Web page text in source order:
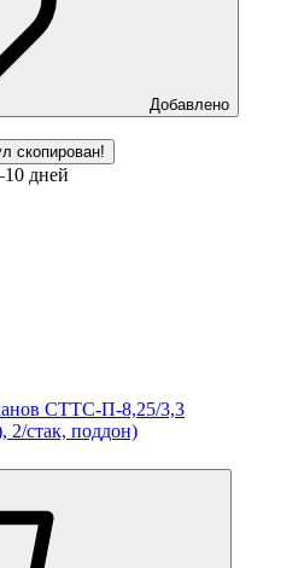
Добавлено
скопирован!
дней
СТТС-П-8,25/3,3
2/стак, поддон)